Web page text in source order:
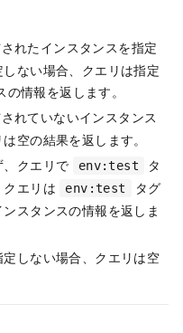
れたインスタンスを指定
ない場合、クエリは指定
情報を返します。
れていないインスタンス
空の結果を返します。
クエリで
env:test
タ
エリは
env:test
タグ
スタンスの情報を返しま
しない場合、クエリは空